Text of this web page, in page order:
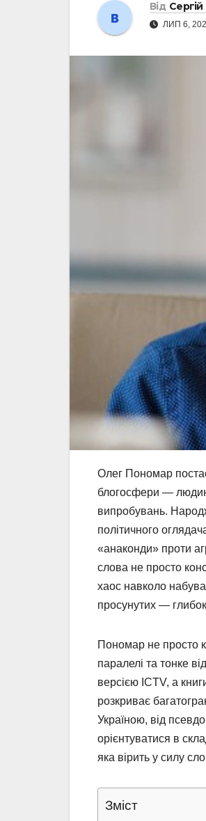
Від
ЛИП 6,
Олег Пономар
блогосфери —
випробувань.
політичного
«анаконди» проти
слова не просто
хаос навколо
просунутих —
Пономар не просто
паралелі та тонке
версією ICTV, а
розкриває
Україною, від
орієнтуватися в
яка вірить у силу
Зміст